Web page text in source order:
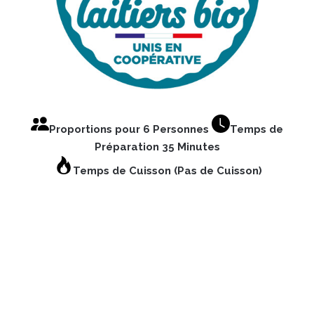
Proportions pour 6 Personnes
Temps de
Préparation 35 Minutes
Temps de Cuisson (Pas de Cuisson)